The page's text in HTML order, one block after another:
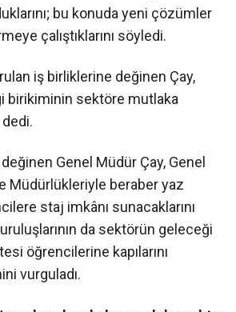
bu konuda yeni çözümler
çalıştıklarını söyledi.
iş birliklerine değinen Çay,
birikiminin sektöre mutlaka
dedi.
Genel Müdür Çay, Genel
Müdürlükleriyle beraber yaz
staj imkânı sunacaklarını
da sektörün geleceği
öğrencilerine kapılarını
vurguladı.